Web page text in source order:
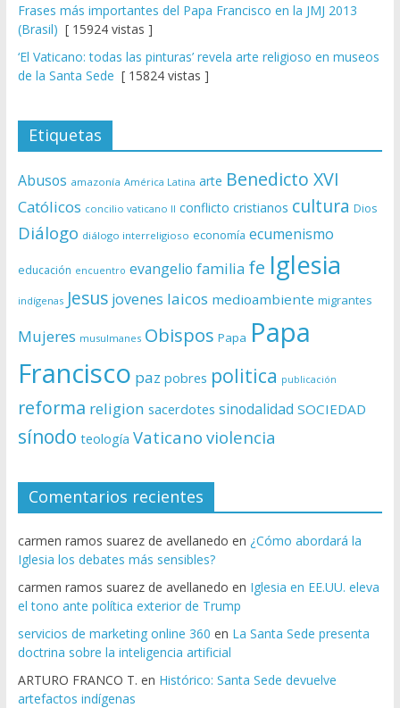
Frases más importantes del Papa Francisco en la JMJ 2013
(Brasil) [ 15924 vistas ]
‘El Vaticano: todas las pinturas’ revela arte religioso en museos
de la Santa Sede [ 15824 vistas ]
Etiquetas
Abusos amazonía América Latina arte Benedicto XVI
Católicos concilio vaticano II conflicto cristianos cultura Dios
Diálogo diálogo interreligioso economía ecumenismo
educación encuentro evangelio familia fe Iglesia
indígenas Jesus jovenes laicos medioambiente migrantes
Mujeres musulmanes Obispos Papa Papa
Francisco paz pobres politica publicación
reforma religion sacerdotes sinodalidad SOCIEDAD
sínodo teología Vaticano violencia
Comentarios recientes
carmen ramos suarez de avellanedo en ¿Cómo abordará la
Iglesia los debates más sensibles?
carmen ramos suarez de avellanedo en Iglesia en EE.UU. eleva
el tono ante política exterior de Trump
servicios de marketing online 360 en La Santa Sede presenta
doctrina sobre la inteligencia artificial
ARTURO FRANCO T. en Histórico: Santa Sede devuelve
artefactos indígenas